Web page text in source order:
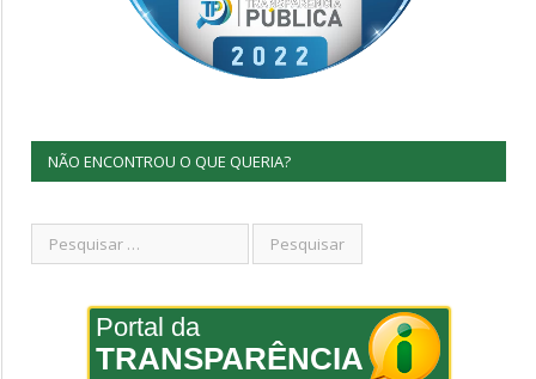
NÃO ENCONTROU O QUE QUERIA?
Portal da
TRANSPARÊNCIA